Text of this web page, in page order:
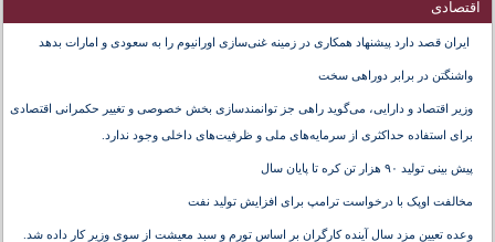
اقتصادی
ایران قصد دارد پیشنهاد همکاری در زمینه غنی‌سازی اورانیوم را به سعودی و امارات بدهد
واشنگتن در برابر دوراهی سخت
وزیر اقتصاد و دارایی، می‌گوید راهی جز توانمندسازی بخش خصوصی و تغییر حکمرانی اقتصادی
برای استفاده حداکثری از سرمایه‌های ملی و ظرفیت‌های داخلی وجود ندارد.
پیش بینی تولید ۹۰ هزار تن کره تا پایان سال
مخالفت اوپک با درخواست ترامپ برای افزایش تولید نفت
وعده تعیین مزد سال آینده کارگران بر اساس تورم و سبد معیشت از سوی وزیر کار داده شد.